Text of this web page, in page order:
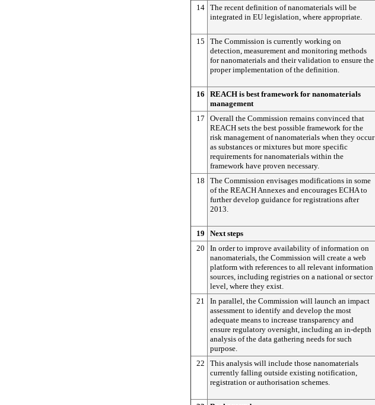
14 The recent definition of nanomaterials will be
integrated in EU legislation, where appropriate.
15
The Commission is currently working on
detection, measurement and monitoring methods
for nanomaterials and their validation to ensure the
proper implementation of the definition.
16
REACH is best framework for nanomaterials
management
17
Overall the Commission remains convinced that
REACH sets the best possible framework for the
risk management of nanomaterials when they occur
as substances or mixtures but more specific
requirements for nanomaterials within the
framework have proven necessary.
18
The Commission envisages modifications in some
of the REACH Annexes and encourages ECHA to
further develop guidance for registrations after
2013.
19
Next steps
20
In order to improve availability of information on
nanomaterials, the Commission will create a web
platform with references to all relevant information
sources, including registries on a national or sector
level, where they exist.
21
In parallel, the Commission will launch an impact
assessment to identify and develop the most
adequate means to increase transparency and
ensure regulatory oversight, including an in-depth
analysis of the data gathering needs for such
purpose.
22
This analysis will include those nanomaterials
currently falling outside existing notification,
registration or authorisation schemes.